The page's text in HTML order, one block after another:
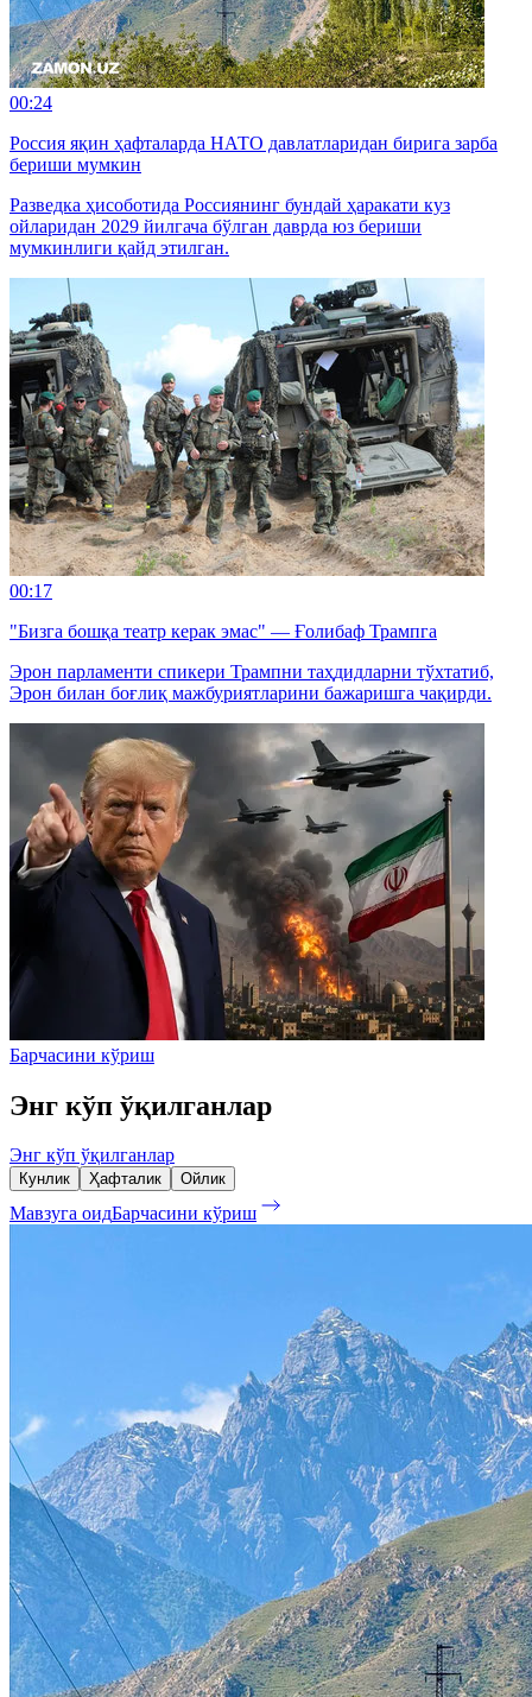
00:24
Россия яқин ҳафталарда НАТО давлатларидан бирига зарба
бериши мумкин
Разведка ҳисоботида Россиянинг бундай ҳаракати куз
ойларидан 2029 йилгача бўлган даврда юз бериши
мумкинлиги қайд этилган.
00:17
"Бизга бошқа театр керак эмас" — Ғолибаф Трампга
Эрон парламенти спикери Трампни таҳдидларни тўхтатиб,
Эрон билан боғлиқ мажбуриятларини бажаришга чақирди.
Барчасини кўриш
Энг кўп ўқилганлар
Энг кўп ўқилганлар
Кунлик Ҳафталик Ойлик
Мавзуга оидБарчасини кўриш